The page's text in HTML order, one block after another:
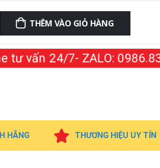
THÊM VÀO GIỎ HÀNG
vấn 24/7- ZALO:
HÃNG THƯƠNG HIỆU UY TÍN